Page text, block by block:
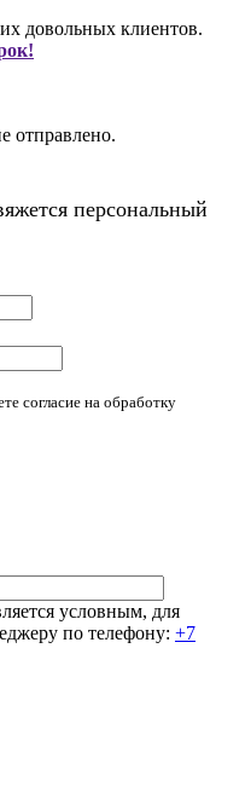
довольных клиентов.
отправлено.
персональный
согласие на обработку
условным, для
по телефону: +7